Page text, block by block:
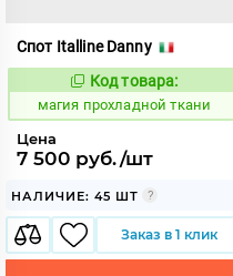
Спот Italline Danny
Код:
915480
Код товара:
магия прохладной ткани
Цена
7 500 руб./шт
НАЛИЧИЕ: 45 ШТ
Заказ в 1 клик